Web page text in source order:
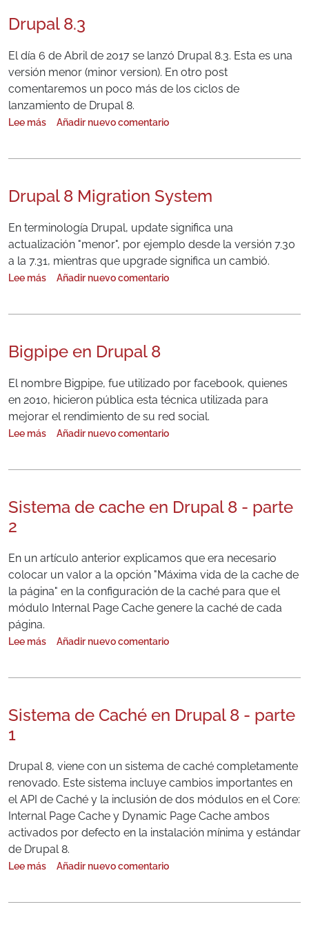
Drupal 8.3
El día 6 de Abril de 2017 se lanzó Drupal 8.3. Esta es una
versión menor (minor version). En otro post
comentaremos un poco más de los ciclos de
lanzamiento de Drupal 8.
Lee más
sobre Drupal 8.3
Añadir nuevo comentario
Drupal 8 Migration System
En terminología Drupal, update significa una
actualización "menor", por ejemplo desde la versión 7.30
a la 7.31, mientras que upgrade significa un cambió.
Lee más
sobre Drupal 8 Migration System
Añadir nuevo comentario
Bigpipe en Drupal 8
El nombre Bigpipe, fue utilizado por facebook, quienes
en 2010, hicieron pública esta técnica utilizada para
mejorar el rendimiento de su red social.
Lee más
sobre Bigpipe en Drupal 8
Añadir nuevo comentario
Sistema de cache en Drupal 8 - parte
2
En un artículo anterior explicamos que era necesario
colocar un valor a la opción "Máxima vida de la cache de
la página" en la configuración de la caché para que el
módulo Internal Page Cache genere la caché de cada
página.
Lee más
sobre Sistema de cache en Drupal 8 - parte 2
Añadir nuevo comentario
Sistema de Caché en Drupal 8 - parte
1
Drupal 8, viene con un sistema de caché completamente
renovado. Este sistema incluye cambios importantes en
el API de Caché y la inclusión de dos módulos en el Core:
Internal Page Cache y Dynamic Page Cache ambos
activados por defecto en la instalación mínima y estándar
de Drupal 8.
Lee más
sobre Sistema de Caché en Drupal 8 - parte 1
Añadir nuevo comentario